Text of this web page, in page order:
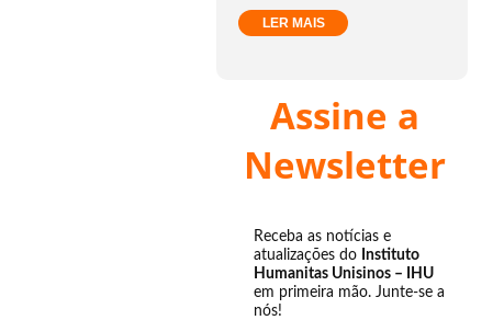
LER MAIS
Assine a
Newsletter
Receba as notícias e
atualizações do Instituto
Humanitas Unisinos – IHU
em primeira mão. Junte-se a
nós!